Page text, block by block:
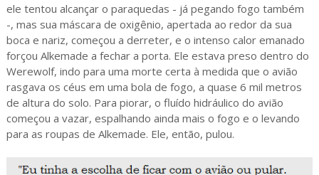
ele tentou alcançar o paraquedas - já pegando fogo também
-, mas sua máscara de oxigênio, apertada ao redor da sua
boca e nariz, começou a derreter, e o intenso calor emanado
forçou Alkemade a fechar a porta. Ele estava preso dentro do
Werewolf, indo para uma morte certa à medida que o avião
rasgava os céus em uma bola de fogo, a quase 6 mil metros
de altura do solo. Para piorar, o fluído hidráulico do avião
começou a vazar, espalhando ainda mais o fogo e o levando
para as roupas de Alkemade. Ele, então, pulou.